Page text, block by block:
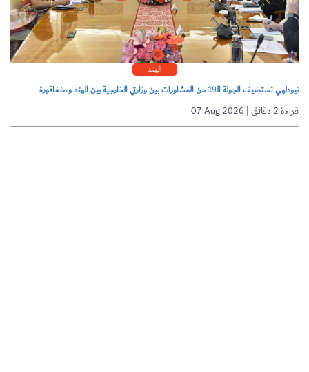
الهند
نيودلهي تستضيف الجولة الـ19 من المشاورات بين وزارتي الخارجية بين الهند وسنغافورة
07 Aug 2026 | قراءة 2 دقائق